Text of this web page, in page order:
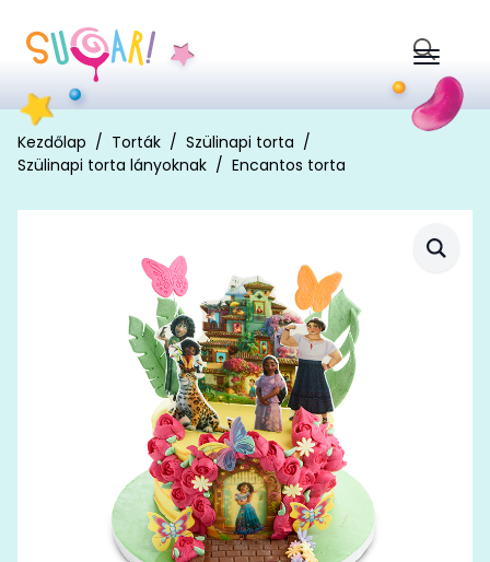
Search
for:
Kezdőlap Torták
Szülinapi torta
Szülinapi torta lányoknak
Encantos torta